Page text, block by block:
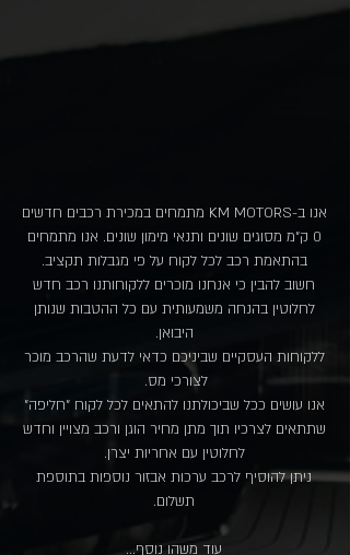
אנו ב-KM MOTORS מתמחים במכירת רכבים חדשים
0 ק"מ מסוגים שונים ותנאי מימון שונים. אנו מתמחים
בהתאמת רכב לכל לקוח על פי מגבלות תקציב.
חשוב להבין כי אנחנו מוכרים ללקוחותנו רכב חדש
לחלוטין בהנחה משמעותית עם כל ההטבות שנותן
היבואן.
ללקוחות העסקיים שביניכם כדאי לדעת שהרכב מוכר
לצורכי מס.
אנו עושים ככל שביכולתנו להתאים לכל לקוח "חליפה"
שתתאים לצרכיו תוך מתן מחיר הוגן ורכב מצויין וחדש
לחלוטין עם אחריות יצרן.
ניתן להוסיף לרכב ערכות אבזור נוספות בתוספת
תשלום.
עוד משהו נוסף...